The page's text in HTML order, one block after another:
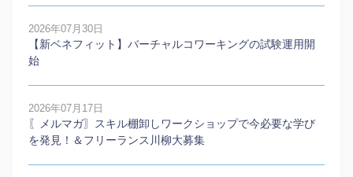
2026年07月30日
【新ベネフィット】バーチャルコワーキングの試験運用開
始
2026年07月17日
〖メルマガ〗スキル棚卸しワークショップで今必要な学び
を発見！＆フリーランス川柳大募集